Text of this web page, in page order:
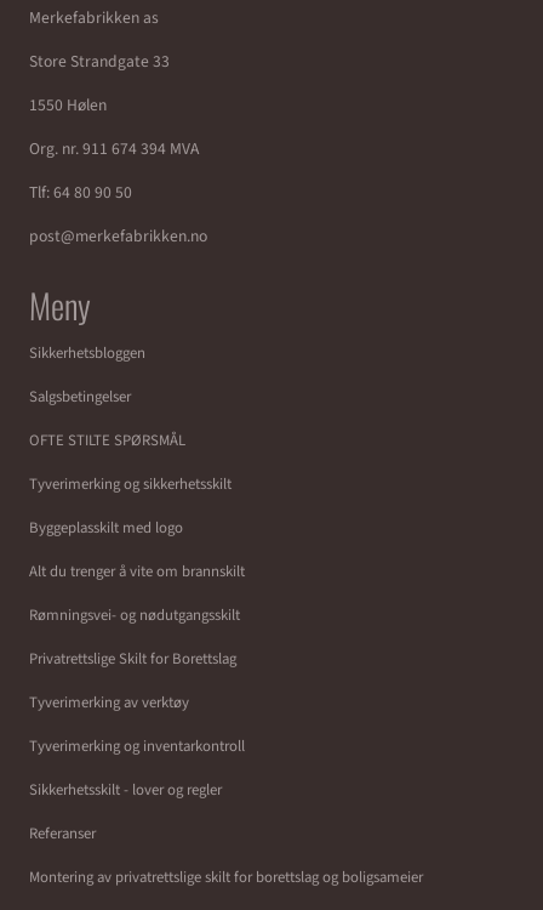
Merkefabrikken as
Store Strandgate 33
1550 Hølen
Org. nr. 911 674 394 MVA
Tlf:64 80 90 50
post@merkefabrikken.no
Meny
Sikkerhetsbloggen
Salgsbetingelser
OFTE STILTE SPØRSMÅL
Tyverimerking og sikkerhetsskilt
Byggeplasskilt med logo
Alt du trenger å vite om brannskilt
Rømningsvei- og nødutgangsskilt
Privatrettslige Skilt for Borettslag
Tyverimerking av verktøy
Tyverimerking og inventarkontroll
Sikkerhetsskilt - lover og regler
Referanser
Montering av privatrettslige skilt for borettslag og boligsameier